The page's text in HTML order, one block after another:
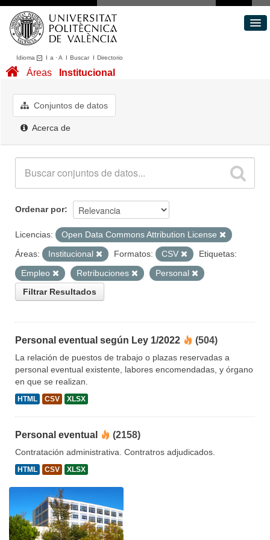
Idioma I a ·A I BuscarI Directorio
Conjuntos de datos
Acerca de
Áreas Institucional
Conjuntos de datos
Acerca de
Ordenar por
Licencias:
Open Data Commons Attribution License
Áreas:
Institucional Formatos: CSV
Etiquetas:
Empleo
Retribuciones
Personal
Filtrar Resultados
Personal eventual según Ley 1/2022 (504)
La relación de puestos de trabajo o plazas reservadas a
personal eventual existente, labores encomendadas, y órgano
en que se realizan.
HTML CSV XLSX
Personal eventual (2158)
Contratación administrativa. Contratros adjudicados.
HTML CSV XLSX